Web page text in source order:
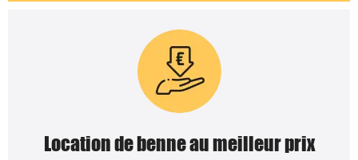
Location de benne au meilleur prix